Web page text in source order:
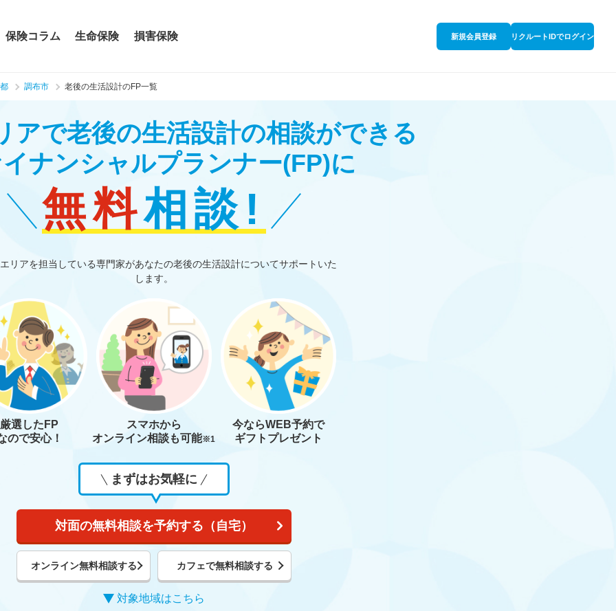
保険コラム 生命保険 損害保険 新規会員登録 リクルートIDでログイン
調布市 老後の生活設計のFP一覧
アで老後の生活設計の相談ができる
ナンシャルプランナー(FP)に
無料相談!
リアを担当している専門家があなたの老後の生活設計についてサポートいた
します。
厳選したFP
ので安心！
スマホから
オンライン相談も可能※1
今ならWEB予約で
ギフトプレゼント
まずはお気軽に
対面の無料相談を予約する（自宅）
オンライン無料相談する カフェで無料相談する
対象地域はこちら